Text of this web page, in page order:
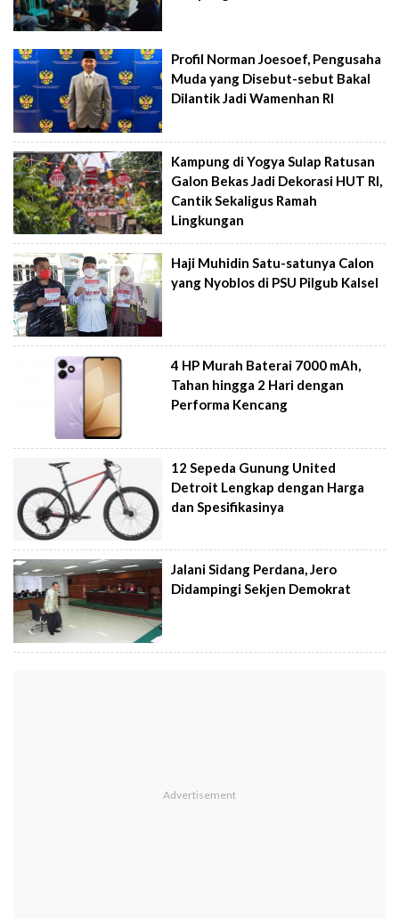
Profil Norman Joesoef, Pengusaha
Muda yang Disebut-sebut Bakal
Dilantik Jadi Wamenhan RI
Kampung di Yogya Sulap Ratusan
Galon Bekas Jadi Dekorasi HUT RI,
Cantik Sekaligus Ramah
Lingkungan
Haji Muhidin Satu-satunya Calon
yang Nyoblos di PSU Pilgub Kalsel
4 HP Murah Baterai 7000 mAh,
Tahan hingga 2 Hari dengan
Performa Kencang
12 Sepeda Gunung United
Detroit Lengkap dengan Harga
dan Spesifikasinya
Jalani Sidang Perdana, Jero
Didampingi Sekjen Demokrat